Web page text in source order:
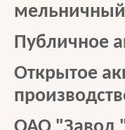
Публичное
Открытое